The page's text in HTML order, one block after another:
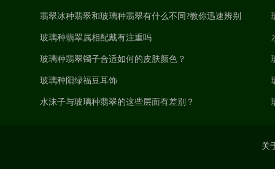
翡翠？
翡翠冰种翡翠和玻璃种翡翠有什么不同?教你迅速辨别
玻璃种翡翠属相配戴有注重吗
玻璃种翡翠镯子合适如何的皮肤颜色？
玻璃种阳绿福豆耳饰
水沫子与玻璃种翡翠的这些层面有差别？
关